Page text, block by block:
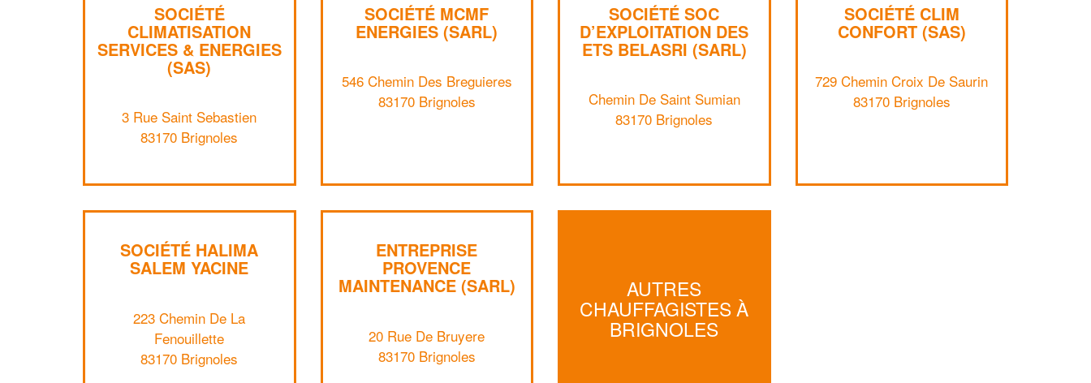
SOCIÉTÉ
CLIMATISATION
SERVICES & ENERGIES
(SAS)
3 Rue Saint Sebastien
83170 Brignoles
SOCIÉTÉ MCMF
ENERGIES (SARL)
546 Chemin Des Breguieres
83170 Brignoles
SOCIÉTÉ SOC
D’EXPLOITATION DES
ETS BELASRI (SARL)
Chemin De Saint Sumian
83170 Brignoles
SOCIÉTÉ CLIM
CONFORT (SAS)
729 Chemin Croix De Saurin
83170 Brignoles
SOCIÉTÉ HALIMA
SALEM YACINE
223 Chemin De La
Fenouillette
83170 Brignoles
ENTREPRISE
PROVENCE
MAINTENANCE (SARL)
20 Rue De Bruyere
83170 Brignoles
AUTRES
CHAUFFAGISTES À
BRIGNOLES
En savoir plus